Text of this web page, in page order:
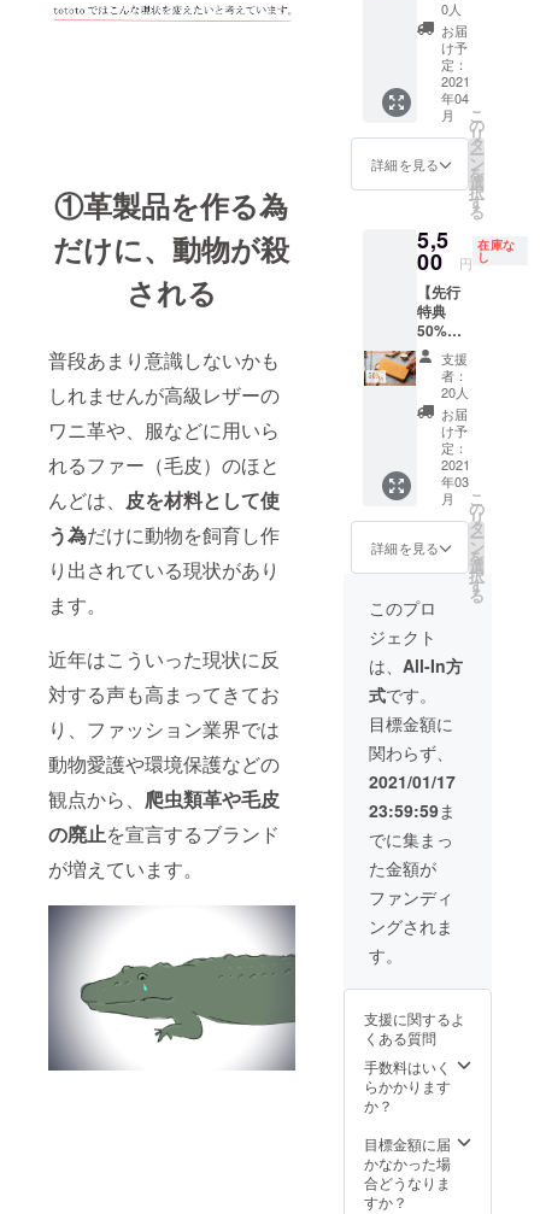
①革製品を作る為
だけに、動物が殺
される
普段あまり意識しないかも
しれませんが高級レザーの
ワニ革や、服などに用いら
れるファー（毛皮）のほと
んどは、 皮を材料として使
う為だけに動物を飼育し作
り出されている現状があり
ます。
近年はこういった現状に反
対する声も高まってきてお
り、ファッション業界では
動物愛護や環境保護などの
観点から、 爬虫類革や毛皮
の廃止を宣言するブランド
が増えています。
20%OF
Fとさせ
て頂き
ます。
iPhone
7〜の機
種に対
応して
いま
す。備
望のイ
ニシャ
ルをご
記入く
ださ
い。 ※
送料/税
込 価格
※予定販
売価
格：
13,750
円(税込)
販売】
白銀に
輝く、
深海魚
リュウ
グウノ
ツカイ
のレ
ザーを
使った
ホケー
ス。 ク
ラウド
ファン
ディン
グ限定
で、1個
のみの
販売と
なりま
す。
iPhone
7〜の機
種に対
応して
いま
す。
0人
お届
け予
定：
2021
年04
月
詳細を見る
こ
の
リ
タ
ー
ン
を
選
択
す
る
5,5
00 円
在庫な
し
【先行
特典
50%OF
F】 出
世魚ブ
リの
フィッ
シュレ
ザーを
使った
iPhone
ケー
ス。 先
着20個
限定
定販売
価格の
50%OF
Fとなり
ます。
iPhone
7〜の機
種に対
応して
いま
す。 ※
送料/税
込 価格
※予定販
売価
格：
11,000
円(税込)
支援
者：
20人
お届
け予
定：
2021
年03
月
詳細を見る
こ
の
リ
タ
ー
ン
を
選
択
す
る
このプロ
ジェクト
は、 All-In方
式です。
目標金額に
関わらず、
2021/01/17
23:59:59ま
でに集まっ
た金額が
ファンディ
ングされま
す。
支援に関するよ
くある質問
手数料はいく
らかかります
か？
目標金額に届
かなかった場
合どうなりま
すか？